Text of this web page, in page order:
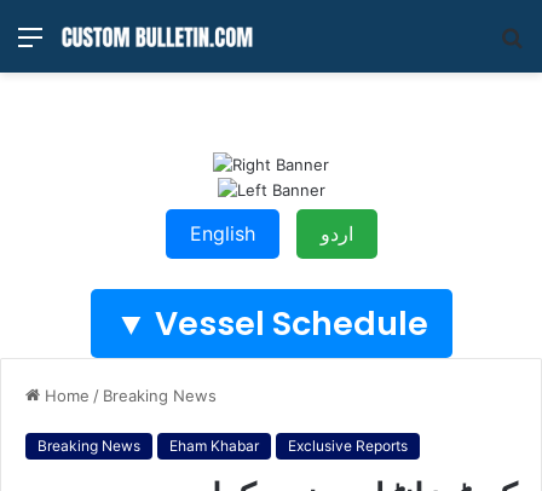
Menu
English اردو
Vessel Schedule ▼
Home / Breaking News
Breaking News Eham Khabar Exclusive Reports